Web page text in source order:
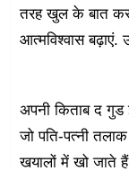
तरह खुल के बात
आत्मविश्वास
अपनी किताब द
जो पति-पत्नी
खयालों में खो जाते